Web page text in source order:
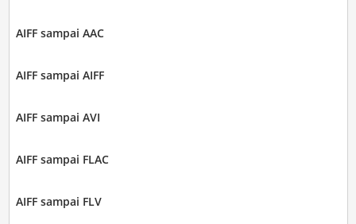
AIFF sampai AAC
AIFF sampai AIFF
AIFF sampai AVI
AIFF sampai FLAC
AIFF sampai FLV